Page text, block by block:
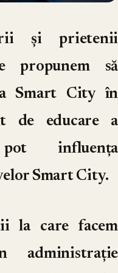
și prietenii
propunem să
Smart City în
de educare a
influența
Smart City.
la care facem
administrație